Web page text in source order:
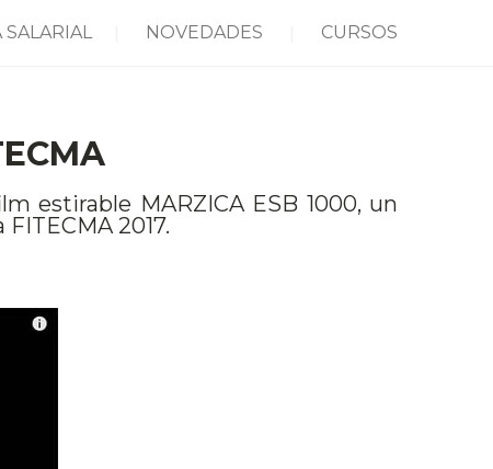
SALARIAL NOVEDADES CURSOS
estirable MARZICA ESB 1000, un
2017.